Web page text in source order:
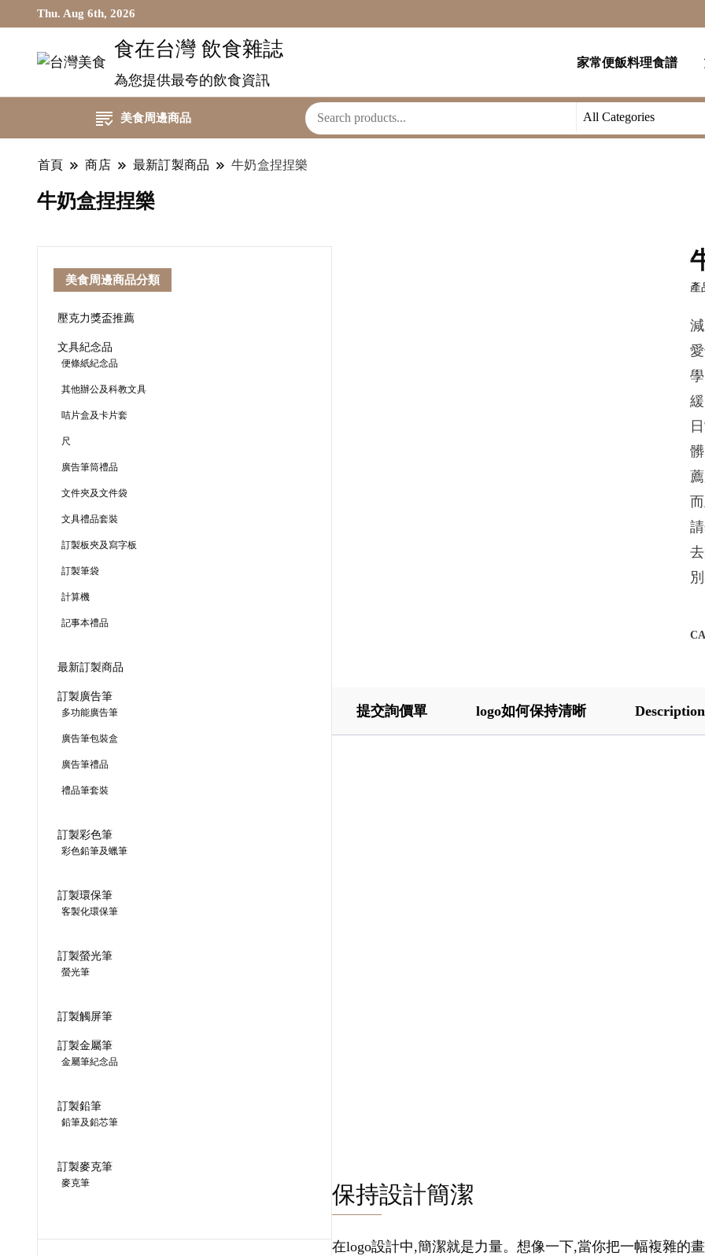
Thu. Aug 6th, 2026
食在台灣 飲食雜誌
為您提供最夸的飲食資訊
家常便飯料理食譜
美食周邊商品
首頁 商店 最新訂製商品 牛奶盒捏捏樂
牛奶盒捏捏樂
產
提交詢價單 logo如何保持清晰 Description
保持設計簡潔
在logo設計中,簡潔就是力量。想像一下,當你把一幅複雜的
美食周邊商品分類
壓克力獎盃推薦
文具紀念品
便條紙紀念品
其他辦公及科教文具
咭片盒及卡片套
尺
廣告筆筒禮品
文件夾及文件袋
文具禮品套裝
訂製板夾及寫字板
訂製筆袋
計算機
記事本禮品
最新訂製商品
訂製廣告筆
多功能廣告筆
廣告筆包裝盒
廣告筆禮品
禮品筆套裝
訂製彩色筆
彩色鉛筆及蠟筆
訂製環保筆
客製化環保筆
訂製螢光筆
螢光筆
訂製觸屏筆
訂製金屬筆
金屬筆紀念品
訂製鉛筆
鉛筆及鉛芯筆
訂製麥克筆
麥克筆